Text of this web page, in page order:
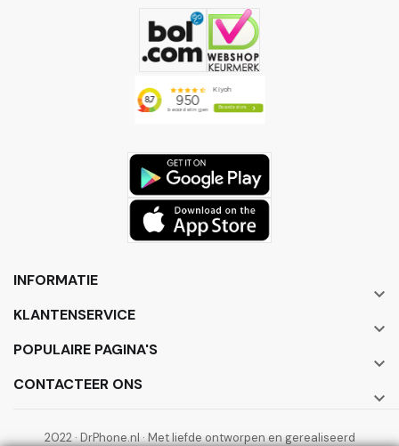
INFORMATIE

KLANTENSERVICE

POPULAIRE PAGINA'S

CONTACTEER ONS

2022 · DrPhone.nl · Met liefde ontworpen en gerealiseerd